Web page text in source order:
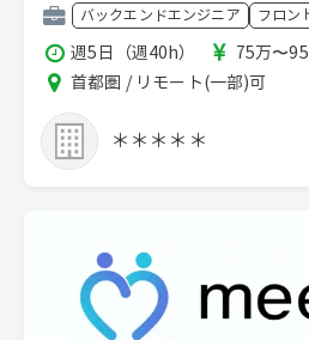
職
種
バックエンドエンジニア フロン
稼
働
時
間
週5日（週40h）
報
酬
75万〜
エ
ア
首都圏 / リモート(一部)可
＊＊＊＊＊